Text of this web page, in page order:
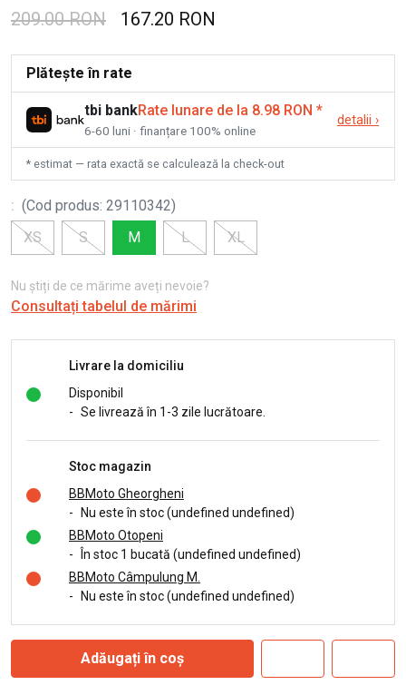
209.00 RON 167.20 RON
Plătește în rate
tbi bankRate lunare de la 8.98 RON *
6-60 luni · finanțare 100% online
detalii ›
* estimat — rata exactă se calculează la check-out
: (Cod produs: 29110342)
XS
S M L XL
Nu știți de ce mărime aveți nevoie?
Consultați tabelul de mărimi
Livrare la domiciliu
Disponibil
- Se livrează în 1-3 zile lucrătoare.
Stoc magazin
BBMoto Gheorgheni
-
Nu este în stoc (undefined undefined)
BBMoto Otopeni
-
În stoc 1 bucată (undefined undefined)
BBMoto Câmpulung M.
-
Nu este în stoc (undefined undefined)
Adăugați în coș